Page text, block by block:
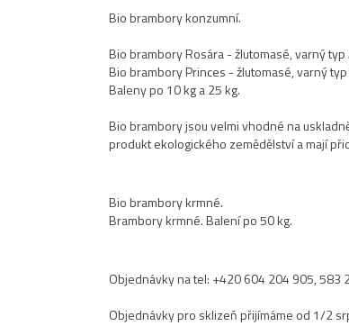
Bio brambory konzumní.
Bio brambory Rosára - žlutomasé, varný typ
Bio brambory Princes - žlutomasé, varný typ
Baleny po 10 kg a 25 kg.
Bio brambory jsou velmi vhodné na
produkt ekologického zemědělství a mají
Bio brambory krmné.
Brambory krmné. Balení po 50 kg.
Objednávky na tel: +420 604 204 905, 583
Objednávky pro sklizeň přijímáme od 1/2